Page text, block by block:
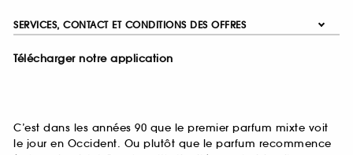
SERVICES, CONTACT ET CONDITIONS DES OFFRES
Télécharger notre application
C’est dans les années 90 que le premier parfum mixte voit
le jour en Occident. Ou plutôt que le parfum recommence